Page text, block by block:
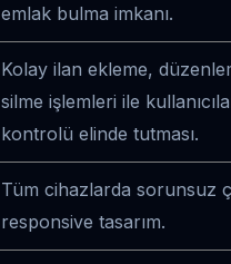
emlak bulma imkanı.
Kolay ilan ekleme,
silme işlemleri ile
kontrolü elinde tutması.
Tüm cihazlarda sorunsuz
responsive tasarım.